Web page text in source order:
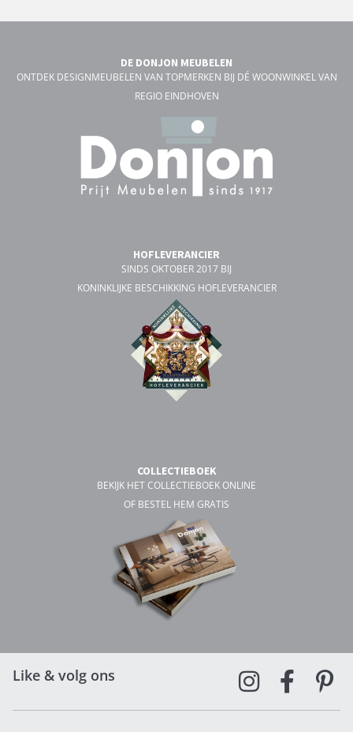
DE DONJON MEUBELEN
ONTDEK DESIGNMEUBELEN VAN TOPMERKEN BIJ DÉ WOONWINKEL VAN
REGIO EINDHOVEN
HOFLEVERANCIER
SINDS OKTOBER 2017 BIJ
KONINKLIJKE BESCHIKKING HOFLEVERANCIER
COLLECTIEBOEK
BEKIJK HET COLLECTIEBOEK ONLINE
OF BESTEL HEM GRATIS
Like & volg ons